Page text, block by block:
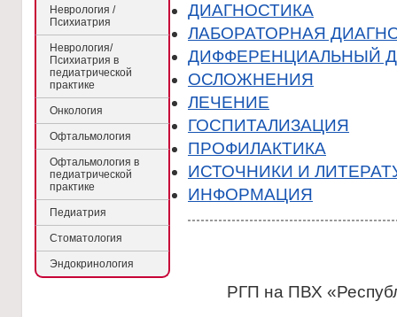
Неврология /
Психиатрия
Неврология/
Психиатрия в
педиатрической
практике
Онкология
Офтальмология
Офтальмология в
педиатрической
практике
Педиатрия
Стоматология
Эндокринология
ДИАГНОСТИКА
ЛАБОРАТОРНАЯ
ДИФФЕРЕНЦИАЛЬНЫЙ
ОСЛОЖНЕНИЯ
ЛЕЧЕНИЕ
ГОСПИТАЛИЗАЦИЯ
ПРОФИЛАКТИКА
ИСТОЧНИКИ И
ИНФОРМАЦИЯ
РГП на ПВХ